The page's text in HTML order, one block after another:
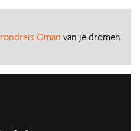
rondreis Oman van je dromen